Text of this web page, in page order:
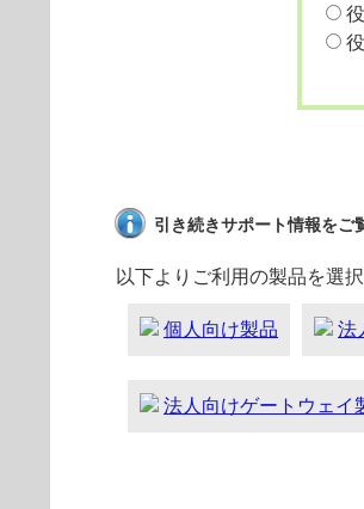
引き続きサポート情報をご
以下よりご利用の製品を選
個人向け製品 法
法人向けゲートウェイ